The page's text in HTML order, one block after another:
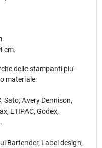
cm.
delle stampanti piu'
materiale:
Sato, Avery Dennison,
ETIPAC, Godex,
Bartender, Label design,